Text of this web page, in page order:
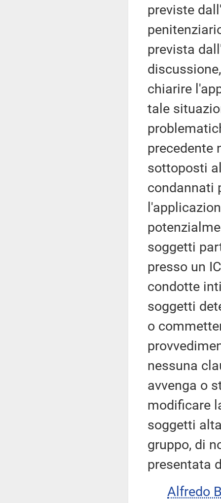
previste
prevista
chiarire
tale
precedente
sottoposti
condannati
soggetti
presso un
condotte
soggetti
o
nessuna
avvenga o
modificare
soggetti
gruppo, di
presentata
Alfredo